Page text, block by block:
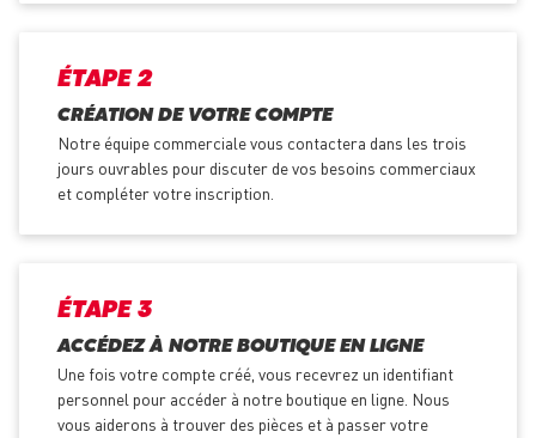
ÉTAPE 2
CRÉATION DE VOTRE COMPTE
Notre équipe commerciale vous contactera dans les trois
jours ouvrables pour discuter de vos besoins commerciaux
et compléter votre inscription.
ÉTAPE 3
ACCÉDEZ À NOTRE BOUTIQUE EN LIGNE
Une fois votre compte créé, vous recevrez un identifiant
personnel pour accéder à notre boutique en ligne. Nous
vous aiderons à trouver des pièces et à passer votre